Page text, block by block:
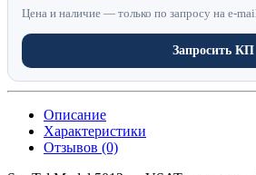
Цена и наличие — только по запросу на e-
Запросить КП
Описание
Характеристики
Отзывов (0)